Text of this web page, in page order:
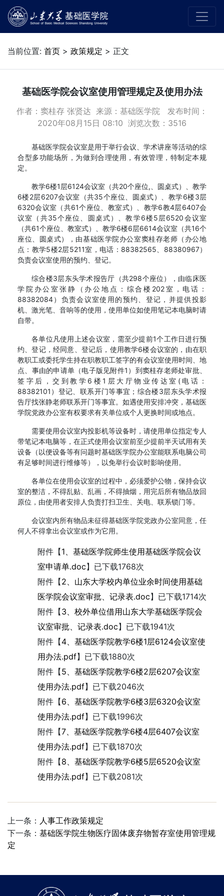
当前位置: 首页 > 政策规定 > 正文
基础医学院会议室使用管理规定及使用办法
作者：窦桂存 张贤达 来源：基础医学院 发布时间：
2020年08月15日 08:10 浏览次数： 3516
基础医学院会议室是用于举行会议、学术讲座等活动的综
合型多功能场所，为做到合理使用，有效管理，特制定本规
定。
教学6楼1层6124会议室（共20个座位,、圆桌式）、教学
6楼2层6207会议室（共35个座位、圆桌式）、教学6楼3层
6320会议室（共61个座位、教室式）、教学6教4层6407会
议室（共35个座位、圆桌式）、教学6楼5层6520会议室
（共61个座位、教室式）、教学6楼6层6614会议室（共16个
座位、圆桌式），由基础医学院办公室窦桂存老师（办公地
点：教学5楼2层5211室，电话：88382565、88380967）
负责会议室使用的预约、登记。
综合楼3层东头学术报告厅（共298个座位），由临床医
学院办公室张静（办公地点：综合楼202室，电话：
88382084）负责会议室使用的预约、登记，并提供投影
机、激光笔、音响等的使用，使用单位如使用笔记本电脑时请
自带。
各单位凡使用上述会议室，需至少提前1个工作日进行预
约、登记，经同意、登记后，使用教学6楼会议室的，由在职
教职工或委托学生持在职教职工签字的有会议室使用时间、地
点、事由的申请单（电子版见附件1）到窦桂存老师处审批、
签字后，交到教学6楼1层大厅物业传达室(电话：
88382101）登记、联系开门等事宜； 综合楼3层东头学术报
告厅找张静老师联系开门等事宜。如遇使用安排冲突，基础医
学院党政办公室有权要求有关单位或个人更换时间或地点。
需要使用会议室内投影机等设备时，请使用单位指定专人
带笔记本电脑等，在正式使用会议室前至少提前半天试用有关
设备（以便设备等有问题时基础医学院办公室能联系电脑公司
有足够时间进行维修等），以免举行会议时影响使用。
各单位在使用会议室的过程中，必须爱护公物，保持会议
室的整洁，不得乱贴、乱画，不得抽烟，用完后所有物品放回
原位，由使用者安排人负责打扫卫生、关电、联系锁门等。
会议室内所有物品未征得基础医学院党政办公室同意，任
何人不得拿出会议室或作为它用。
附件【1、基础医学院师生使用基础医学院会议
室申请单.doc】已下载1768次
附件【2、山东大学校内单位业余时间使用基础
医学院会议室审批、记录表.doc】已下载1714次
附件【3、校外单位借用山东大学基础医学院会
议室审批、记录表.doc】已下载1941次
附件【4、基础医学院教学6楼1层6124会议室使
用办法.pdf】已下载1880次
附件【5、基础医学院教学6楼2层6207会议室
使用办法.pdf】已下载2046次
附件【6、基础医学院教学6楼3层6320会议室
使用办法.pdf】已下载1996次
附件【7、基础医学院教学6楼4层6407会议室
使用办法.pdf】已下载1870次
附件【8、基础医学院教学6楼5层6520会议室
使用办法.pdf】已下载2081次
上一条： 人事工作政策规定
下一条： 基础医学院生物医疗固体废弃物暂存室使用管理规
定